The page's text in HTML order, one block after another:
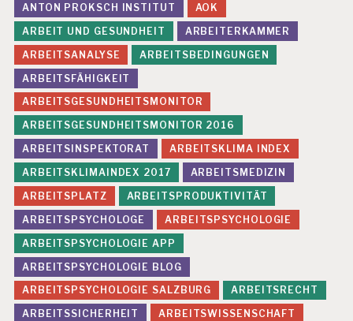
ANTON PROKSCH INSTITUT
AOK
ARBEIT UND GESUNDHEIT
ARBEITERKAMMER
ARBEITSANALYSE
ARBEITSBEDINGUNGEN
ARBEITSFÄHIGKEIT
ARBEITSGESUNDHEITSMONITOR
ARBEITSGESUNDHEITSMONITOR 2016
ARBEITSINSPEKTORAT
ARBEITSKLIMA INDEX
ARBEITSKLIMAINDEX 2017
ARBEITSMEDIZIN
ARBEITSPLATZ
ARBEITSPRODUKTIVITÄT
ARBEITSPSYCHOLOGE
ARBEITSPSYCHOLOGIE
ARBEITSPSYCHOLOGIE APP
ARBEITSPSYCHOLOGIE BLOG
ARBEITSPSYCHOLOGIE SALZBURG
ARBEITSRECHT
ARBEITSSICHERHEIT
ARBEITSWISSENSCHAFT